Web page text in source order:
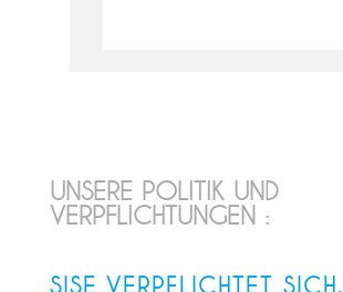
UNSERE POLITIK UND
VERPFLICHTUNGEN :
SISE VERPFLICHTET SICH,